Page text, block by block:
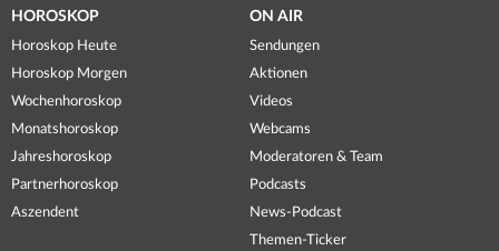
HOROSKOP
Horoskop Heute
Horoskop Morgen
Wochenhoroskop
Monatshoroskop
Jahreshoroskop
Partnerhoroskop
Aszendent
ON AIR
Sendungen
Aktionen
Videos
Webcams
Moderatoren & Team
Podcasts
News-Podcast
Themen-Ticker